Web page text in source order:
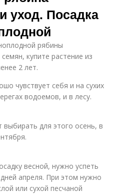
уход. Посадка
рябины
купите растение из
2 лет.
чувствует себя и на сухих
водоемов, и в лесу.
для этого осень, в
весной, нужно успеть
апреля. При этом нужно
или сухой песчаной